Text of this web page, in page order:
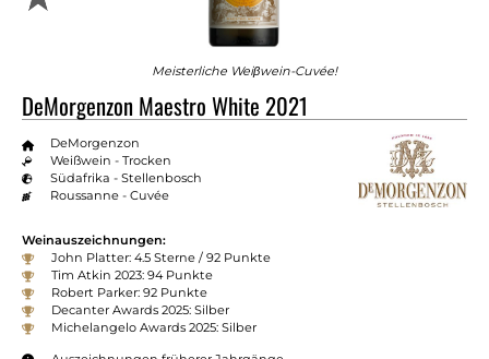
Meisterliche Weiβwein-Cuvée!
DeMorgenzon Maestro White 2021
DeMorgenzon
Weißwein - Trocken
Südafrika - Stellenbosch
Roussanne - Cuvée
Weinauszeichnungen:
John Platter: 4.5 Sterne / 92 Punkte
Tim Atkin 2023: 94 Punkte
Robert Parker: 92 Punkte
Decanter Awards 2025: Silber
Michelangelo Awards 2025: Silber